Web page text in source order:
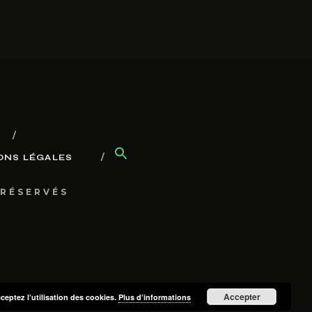
LÉGALES
l’utilisation des cookies. Plus d’informations Accepter